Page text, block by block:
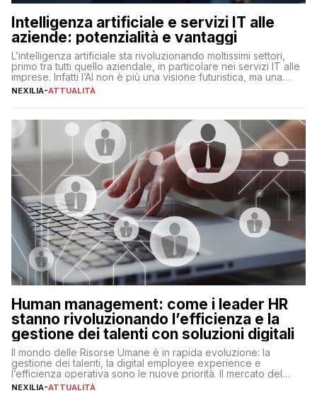
Intelligenza artificiale e servizi IT alle
aziende: potenzialità e vantaggi
L’intelligenza artificiale sta rivoluzionando moltissimi settori,
primo tra tutti quello aziendale, in particolare nei servizi IT alle
imprese. Infatti l’AI non è più una visione futuristica, ma una
realtà operativa che sta portando a un cambio significativo in
operazioni, bensì comporta […]
NEXILIA-ATTUALITÀ
Human management: come i leader HR
stanno rivoluzionando l’efficienza e la
gestione dei talenti con soluzioni digitali
Il mondo delle Risorse Umane è in rapida evoluzione: la
gestione dei talenti, la digital employee experience e
l’efficienza operativa sono le nuove priorità. Il mercato del
lavoro, d’altra parte, è sempre più competitivo con una lotta
NEXILIA-ATTUALITÀ